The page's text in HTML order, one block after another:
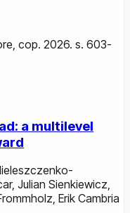
cop. 2026. s. 603-
a multilevel
, Julian Sienkiewicz,
, Erik Cambria